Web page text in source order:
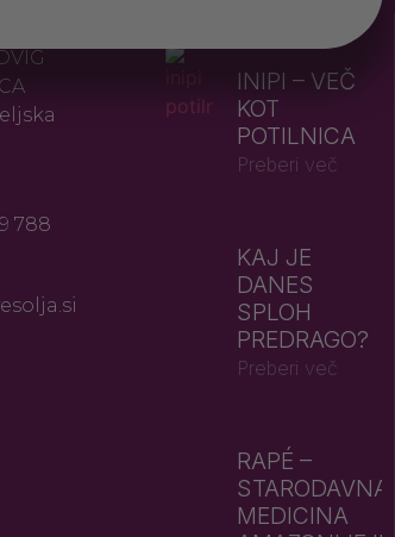
788
INIPI – VEČ
KOT
POTILNICA
Preberi več
KAJ JE
DANES
SPLOH
PREDRAGO?
Preberi več
RAPÉ –
STARODAVNA
MEDICINA